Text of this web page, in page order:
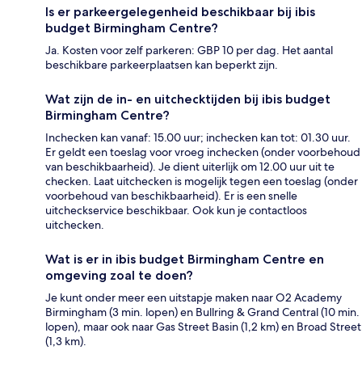
Is er parkeergelegenheid beschikbaar bij ibis
budget Birmingham Centre?
Ja. Kosten voor zelf parkeren: GBP 10 per dag. Het aantal
beschikbare parkeerplaatsen kan beperkt zijn.
Wat zijn de in- en uitchecktijden bij ibis budget
Birmingham Centre?
Inchecken kan vanaf: 15.00 uur; inchecken kan tot: 01.30 uur.
Er geldt een toeslag voor vroeg inchecken (onder voorbehoud
van beschikbaarheid). Je dient uiterlijk om 12.00 uur uit te
checken. Laat uitchecken is mogelijk tegen een toeslag (onder
voorbehoud van beschikbaarheid). Er is een snelle
uitcheckservice beschikbaar. Ook kun je contactloos
uitchecken.
Wat is er in ibis budget Birmingham Centre en
omgeving zoal te doen?
Je kunt onder meer een uitstapje maken naar O2 Academy
Birmingham (3 min. lopen) en Bullring & Grand Central (10 min.
lopen), maar ook naar Gas Street Basin (1,2 km) en Broad Street
(1,3 km).